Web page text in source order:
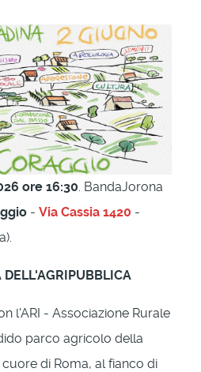
ore 16:30. BandaJorona
- Via Cassia 1420 -
DELL'AGRIPUBBLICA
l'ARI - Associazione Rurale
parco agricolo della
di Roma, al fianco di